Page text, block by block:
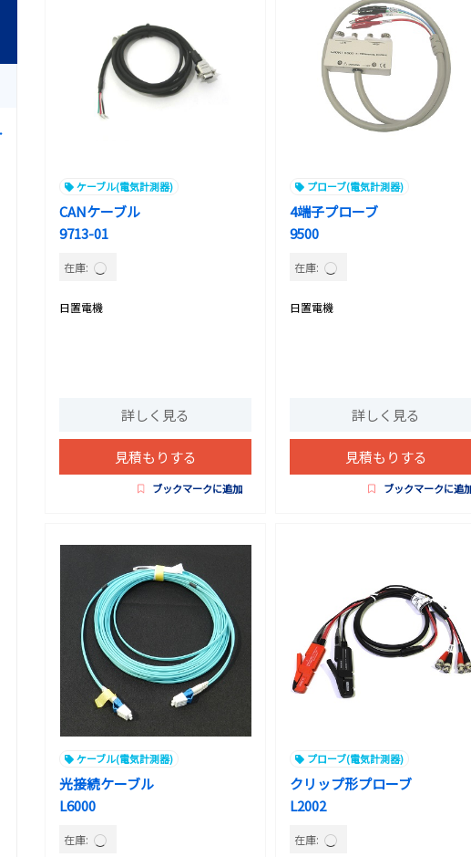
ケーブル(電気計測器)
CANケーブル
9713-01
在庫:
日置電機
詳しく見る
見積もりする
ブックマークに追加
プローブ(電気計測器)
4端子プローブ
9500
在庫:
日置電機
詳しく見る
見積もりする
ブックマークに追
ケーブル(電気計測器)
光接続ケーブル
L6000
在庫:
プローブ(電気計測器)
クリップ形プローブ
L2002
在庫: